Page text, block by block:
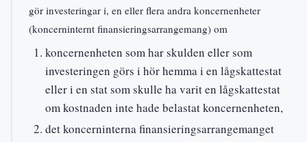
gör investeringar i, en eller flera andra koncernenheter
(koncerninternt finansieringsarrangemang) om
koncernenheten som har skulden eller som
investeringen görs i hör hemma i en lågskattestat
eller i en stat som skulle ha varit en lågskattestat
om kostnaden inte hade belastat koncernenheten,
det koncerninterna finansieringsarrangemanget